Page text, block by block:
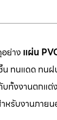
ย่าง แผ่น
ทนแดด ทนฝ
บทั้งงานตกแ
หรับงานภายน